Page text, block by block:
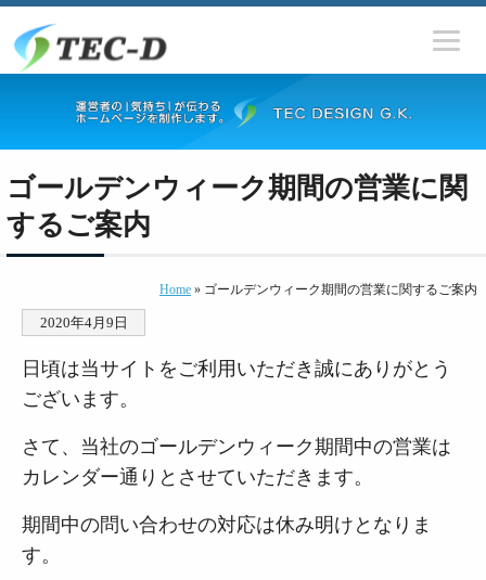
ゴールデンウィーク期間の営業に関
するご案内
Home » ゴールデンウィーク期間の営業に関するご案内
2020年4月9日
日頃は当サイトをご利用いただき誠にありがとう
ございます。
さて、当社のゴールデンウィーク期間中の営業は
カレンダー通りとさせていただきます。
期間中の問い合わせの対応は休み明けとなりま
す。